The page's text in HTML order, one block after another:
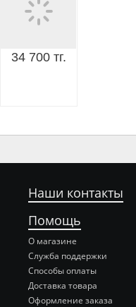
34 700 тг.
Наши контакты
Помощь
О магазине
Служба поддержки
Способы оплаты
Доставка товара
Оформление заказа